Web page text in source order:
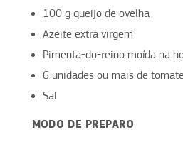
100 g queijo de ovelha
Azeite extra virgem
Pimenta-do-reino moída na
6 unidades ou mais de
Sal
MODO DE PREPARO